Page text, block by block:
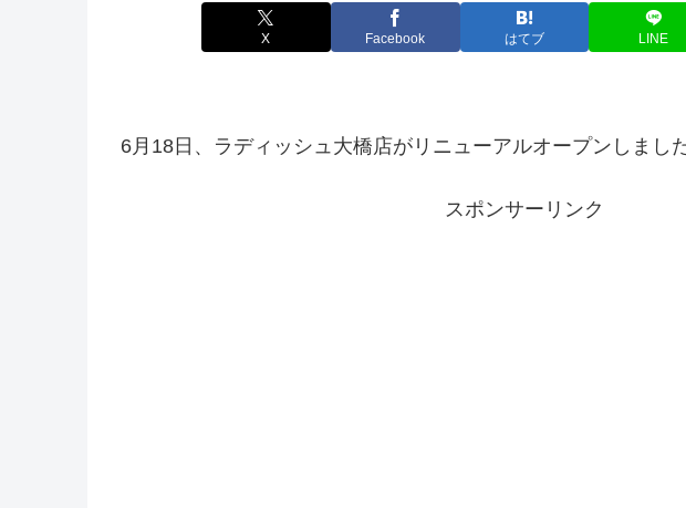
X Facebook はてブ LINE
6月18日、ラディッシュ大橋店がリニューアルオープンしました
スポンサーリンク